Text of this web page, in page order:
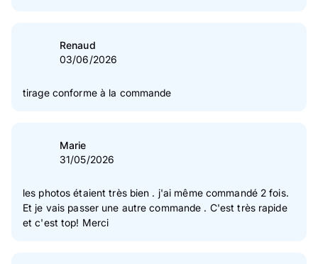
Renaud
03/06/2026
tirage conforme à la commande
Marie
31/05/2026
les photos étaient très bien . j'ai même commandé 2 fois.
Et je vais passer une autre commande . C'est très rapide
et c'est top! Merci